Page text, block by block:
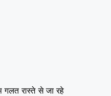
गलत रास्ते से जा रहे